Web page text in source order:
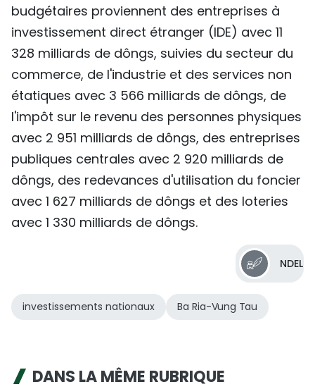
budgétaires proviennent des entreprises à
investissement direct étranger (IDE) avec 11
328 milliards de dôngs, suivies du secteur du
commerce, de l'industrie et des services non
étatiques avec 3 566 milliards de dôngs, de
l'impôt sur le revenu des personnes physiques
avec 2 951 milliards de dôngs, des entreprises
publiques centrales avec 2 920 milliards de
dôngs, des redevances d'utilisation du foncier
avec 1 627 milliards de dôngs et des loteries
avec 1 330 milliards de dôngs.
NDEL
investissements nationaux Ba Ria-Vung Tau
DANS LA MÊME RUBRIQUE